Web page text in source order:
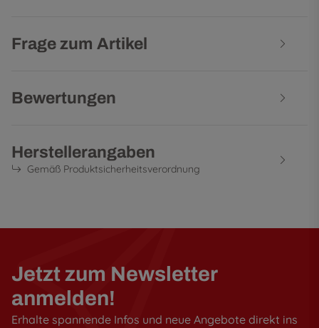
Frage zum Artikel
Bewertungen
Herstellerangaben
Gemäß Produktsicherheitsverordnung
Jetzt zum Newsletter
anmelden!
Erhalte spannende Infos und neue Angebote direkt ins